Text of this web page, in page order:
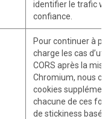
identifier le trafic
confiance.
Pour continuer à
charge les cas
CORS après la mise
Chromium, nous
cookies
chacune de ces
de stickiness